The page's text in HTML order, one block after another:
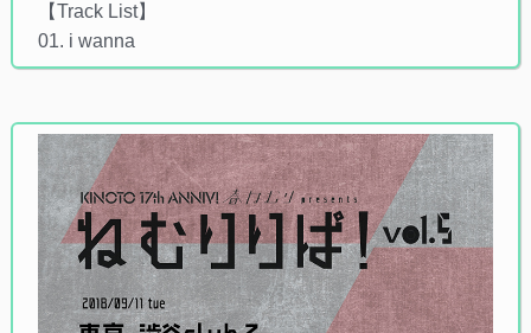
【Track List】
01. i wanna